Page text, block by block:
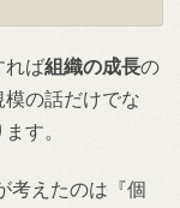
れば組織の成長の
模の話だけでな
す。
考えたのは『個